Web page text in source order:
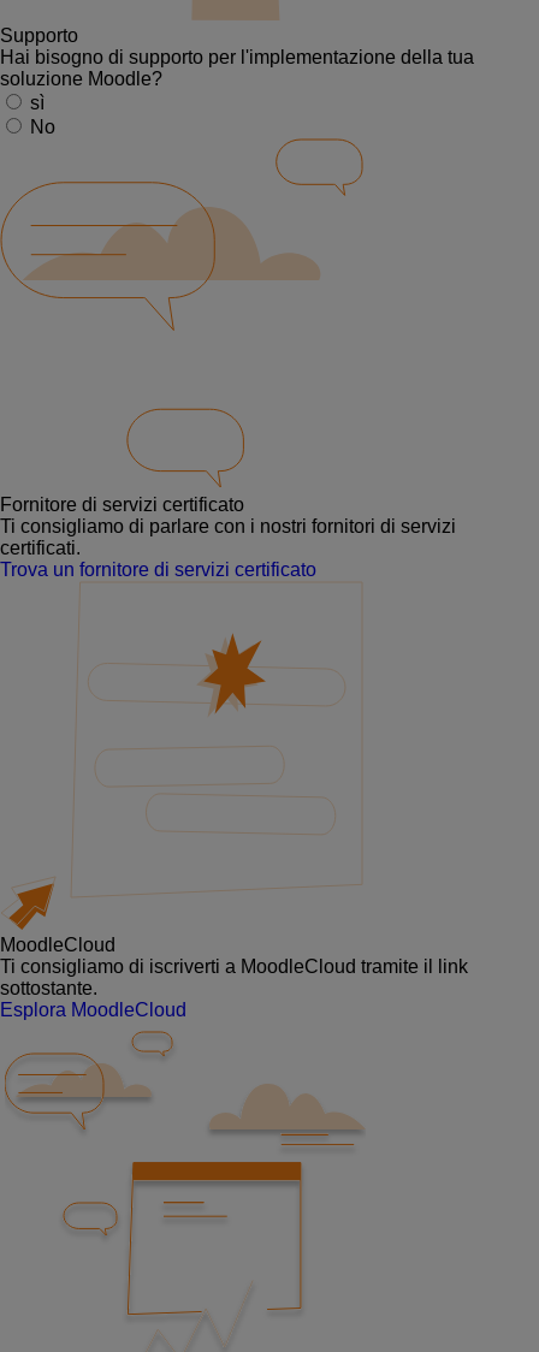
Supporto
Hai bisogno di supporto per l'implementazione della tua
soluzione Moodle?
sì
No
Fornitore di servizi certificato
Ti consigliamo di parlare con i nostri fornitori di servizi
certificati.
Trova un fornitore di servizi certificato
MoodleCloud
Ti consigliamo di iscriverti a MoodleCloud tramite il link
sottostante.
Esplora MoodleCloud